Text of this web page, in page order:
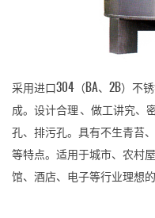
采用进口304（BA、2B）不
成。设计合理 、做工讲究、
孔、排污孔。具有不生青苔
等特点。适用于城市、农村
馆、酒店、电子等行业理想